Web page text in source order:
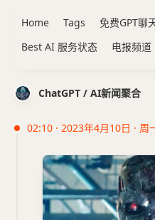
ChatGPT / AI新闻聚合
02:10 · 2023年4月10日 · 周
Home Tags 免费GPT聊
Best AI 服务状态
电报频道